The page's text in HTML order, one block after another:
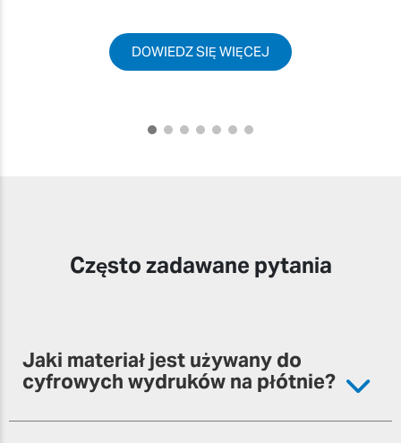
DOWIEDZ SIĘ WIĘCEJ
Często zadawane pytania
Jaki materiał jest używany do
cyfrowych wydruków na płótnie?